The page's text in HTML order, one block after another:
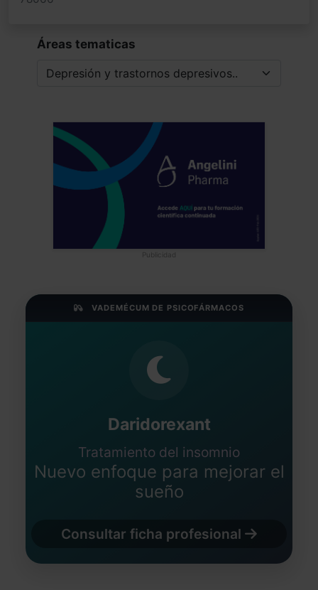
Áreas tematicas
Publicidad
VADEMÉCUM DE PSICOFÁRMACOS
Daridorexant
Tratamiento del insomnio
Nuevo enfoque para mejorar el
sueño
Consultar ficha profesional